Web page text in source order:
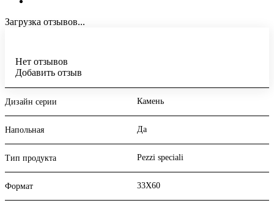
Загрузка отзывов...
Нет отзывов
Добавить отзыв
Дизайн серии Камень
Напольная Да
Тип продукта Pezzi speciali
Формат 33X60